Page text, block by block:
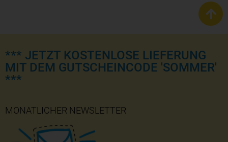
*** JETZT KOSTENLOSE LIEFERUNG
MIT DEM GUTSCHEINCODE 'SOMMER'
***
MONATLICHER NEWSLETTER